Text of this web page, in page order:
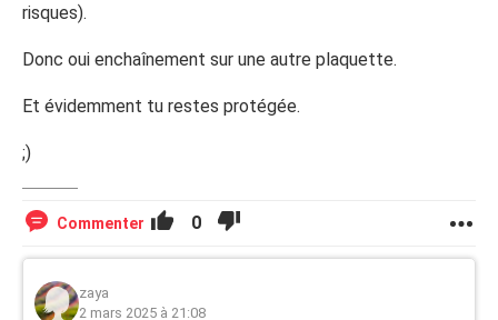
risques).
Donc oui enchaînement sur une autre plaquette.
Et évidemment tu restes protégée.
;)
Commenter 0
zaya
2 mars 2025 à 21:08